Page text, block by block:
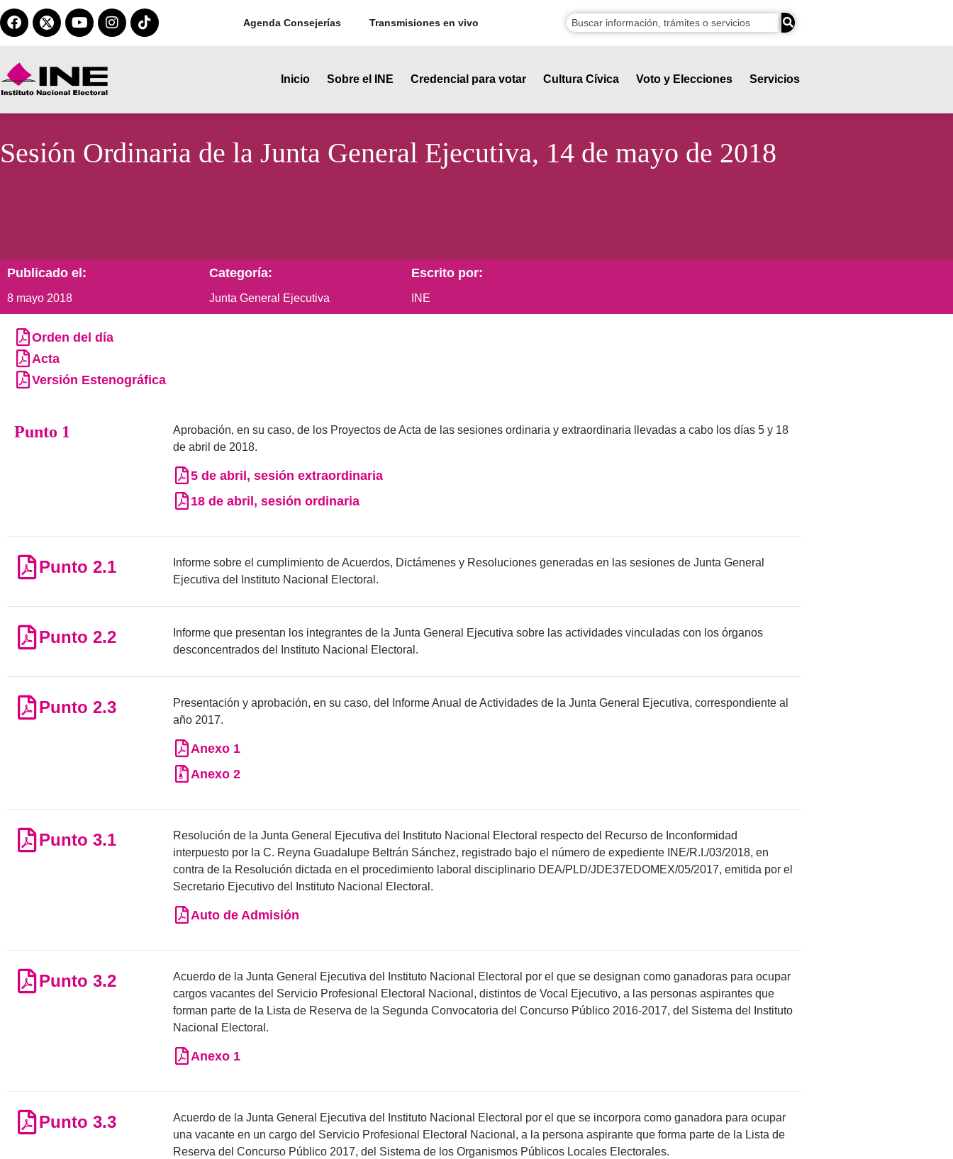
Agenda Consejerías Transmisiones en vivo
Inicio Sobre el INE Credencial para votar Cultura Cívica Voto y Elecciones Servicios
Sesión Ordinaria de la Junta General Ejecutiva, 14 de mayo de 2018
Publicado el:
8 mayo 2018
Categoría:
Junta General Ejecutiva
Escrito por:
INE
Orden del día
Acta
Versión Estenográfica
Punto 1
Aprobación, en su caso, de los Proyectos de Acta de las sesiones ordinaria y extraordinaria llevadas a cabo los días 5 y 18
de abril de 2018.
5 de abril, sesión extraordinaria
18 de abril, sesión ordinaria
Punto 2.1
Informe sobre el cumplimiento de Acuerdos, Dictámenes y Resoluciones generadas en las sesiones de Junta General
Ejecutiva del Instituto Nacional Electoral.
Punto 2.2
Informe que presentan los integrantes de la Junta General Ejecutiva sobre las actividades vinculadas con los órganos
desconcentrados del Instituto Nacional Electoral.
Punto 2.3
Presentación y aprobación, en su caso, del Informe Anual de Actividades de la Junta General Ejecutiva, correspondiente al
año 2017.
Anexo 1
Anexo 2
Punto 3.1
Resolución de la Junta General Ejecutiva del Instituto Nacional Electoral respecto del Recurso de Inconformidad
interpuesto por la C. Reyna Guadalupe Beltrán Sánchez, registrado bajo el número de expediente INE/R.I./03/2018, en
contra de la Resolución dictada en el procedimiento laboral disciplinario DEA/PLD/JDE37EDOMEX/05/2017, emitida por el
Secretario Ejecutivo del Instituto Nacional Electoral.
Auto de Admisión
Punto 3.2
Acuerdo de la Junta General Ejecutiva del Instituto Nacional Electoral por el que se designan como ganadoras para ocupar
cargos vacantes del Servicio Profesional Electoral Nacional, distintos de Vocal Ejecutivo, a las personas aspirantes que
forman parte de la Lista de Reserva de la Segunda Convocatoria del Concurso Público 2016-2017, del Sistema del Instituto
Nacional Electoral.
Anexo 1
Punto 3.3
Acuerdo de la Junta General Ejecutiva del Instituto Nacional Electoral por el que se incorpora como ganadora para ocupar
una vacante en un cargo del Servicio Profesional Electoral Nacional, a la persona aspirante que forma parte de la Lista de
Reserva del Concurso Público 2017, del Sistema de los Organismos Públicos Locales Electorales.